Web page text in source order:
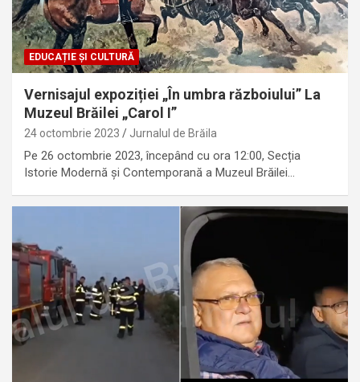
EDUCAȚIE ȘI CULTURĂ
Vernisajul expoziției „În umbra războiului” La
Muzeul Brăilei „Carol I”
24 octombrie 2023 Jurnalul de Brăila
Pe 26 octombrie 2023, începând cu ora 12:00, Secția
Istorie Modernă și Contemporană a Muzeul Brăilei…